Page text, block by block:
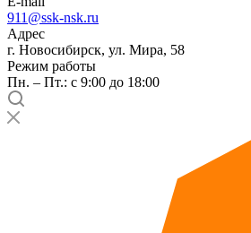
911@ssk-nsk.ru
Адрес
г. Новосибирск, ул. Мира, 58
Режим работы
Пн. – Пт.: с 9:00 до 18:00